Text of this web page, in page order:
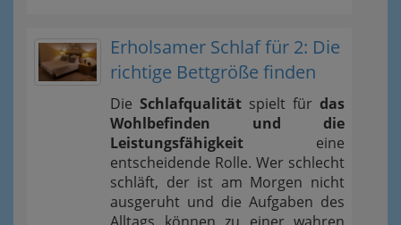
Erholsamer Schlaf für 2: Die
richtige Bettgröße finden
Die Schlafqualität spielt für das
Wohlbefinden und die
Leistungsfähigkeit eine
entscheidende Rolle. Wer schlecht
schläft, der ist am Morgen nicht
ausgeruht und die Aufgaben des